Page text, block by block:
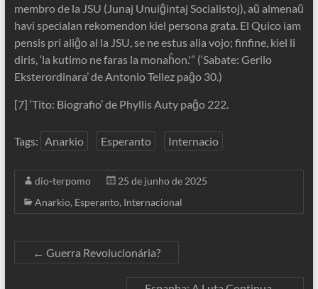
membro de la JSU (Junaj Unuiĝintaj Socialistoj), aŭ almenaŭ
havi specialan rekomendon kiel persona grata. El Quico iam
pensis pri aliĝo al la JSU, se ne estus alia vojo; finfine, kiel li
diris, ‘la kutimo ne faras la monaĥon.'” (‘Sabate: Gerilo
Eksterordinara’ de Antonio Tellez paĝo 30.)
[7] ‘Tito: Biografio’ de Phyllis Auty paĝo 222.
Tags: Anarkio Esperanto Internacio
dio-terpomo
25 de junho de 2025
Anarkio, Esperanto, Internacional
← Guerra Revolucionária?